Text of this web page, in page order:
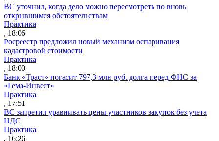
ВС уточнил, когда дело можно пересмотреть по вновь
открывшимся обстоятельствам
Практика
, 18:06
Росреестр предложил новый механизм оспаривания
кадастровой стоимости
Практика
, 18:00
Банк «Траст» погасит 797,3 млн руб. долга перед ФНС за
«Гема-Инвест»
Практика
, 17:51
ВС запретил уравнивать цены участников закупок без учета
НДС
Практика
, 16:26